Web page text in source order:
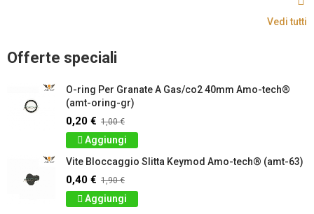
Vedi tutti
Offerte speciali
O-ring Per Granate A Gas/co2 40mm Amo-tech®
(amt-oring-gr)
0,20 € 1,00 €
Aggiungi
Vite Bloccaggio Slitta Keymod Amo-tech® (amt-63)
0,40 € 1,90 €
Aggiungi